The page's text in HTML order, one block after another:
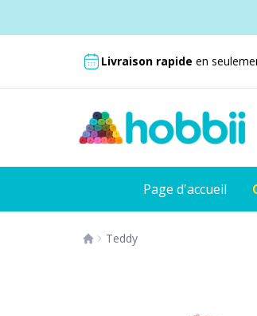
Frais de livraison à partir
Livraison rapide en
Page d'accueil
Teddy